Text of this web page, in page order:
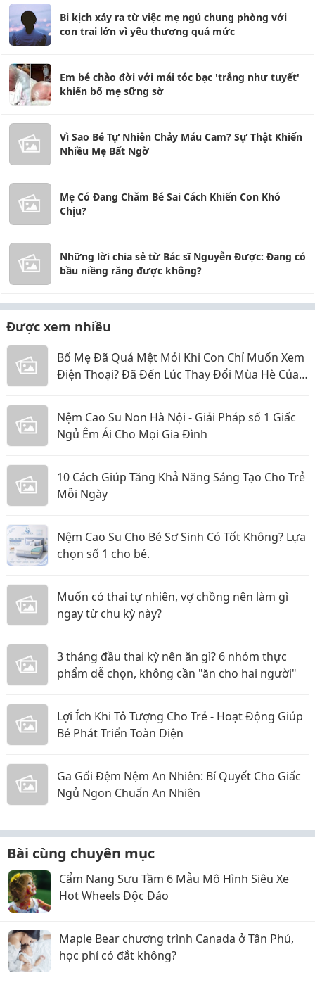
Bi kịch xảy ra từ việc mẹ ngủ chung phòng với
con trai lớn vì yêu thương quá mức
Em bé chào đời với mái tóc bạc 'trắng như tuyết'
khiến bố mẹ sững sờ
Vì Sao Bé Tự Nhiên Chảy Máu Cam? Sự Thật Khiến
Nhiều Mẹ Bất Ngờ
Mẹ Có Đang Chăm Bé Sai Cách Khiến Con Khó
Chịu?
Những lời chia sẻ từ Bác sĩ Nguyễn Được: Đang có
bầu niềng răng được không?
Được xem nhiều
Bố Mẹ Đã Quá Mệt Mỏi Khi Con Chỉ Muốn Xem
Điện Thoại? Đã Đến Lúc Thay Đổi Mùa Hè Của
Nệm Cao Su Non Hà Nội - Giải Pháp số 1 Giấc
Ngủ Êm Ái Cho Mọi Gia Đình
10 Cách Giúp Tăng Khả Năng Sáng Tạo Cho Trẻ
Mỗi Ngày
Nệm Cao Su Cho Bé Sơ Sinh Có Tốt Không? Lựa
chọn số 1 cho bé.
Muốn có thai tự nhiên, vợ chồng nên làm gì
ngay từ chu kỳ này?
3 tháng đầu thai kỳ nên ăn gì? 6 nhóm thực
phẩm dễ chọn, không cần "ăn cho hai người"
Lợi Ích Khi Tô Tượng Cho Trẻ - Hoạt Động Giúp
Bé Phát Triển Toàn Diện
Ga Gối Đệm Nệm An Nhiên: Bí Quyết Cho Giấc
Ngủ Ngon Chuẩn An Nhiên
Bài cùng chuyên mục
Cẩm Nang Sưu Tầm 6 Mẫu Mô Hình Siêu Xe
Hot Wheels Độc Đáo
Maple Bear chương trình Canada ở Tân Phú,
học phí có đắt không?